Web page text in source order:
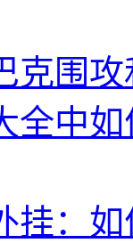
克围
全中
挂：